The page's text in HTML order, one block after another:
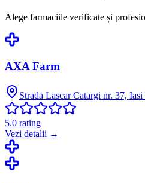
Alege farmaciile verificate și
AXA Farm
Strada Lascar Catargi nr. 37,
5.0 rating
Vezi detalii →